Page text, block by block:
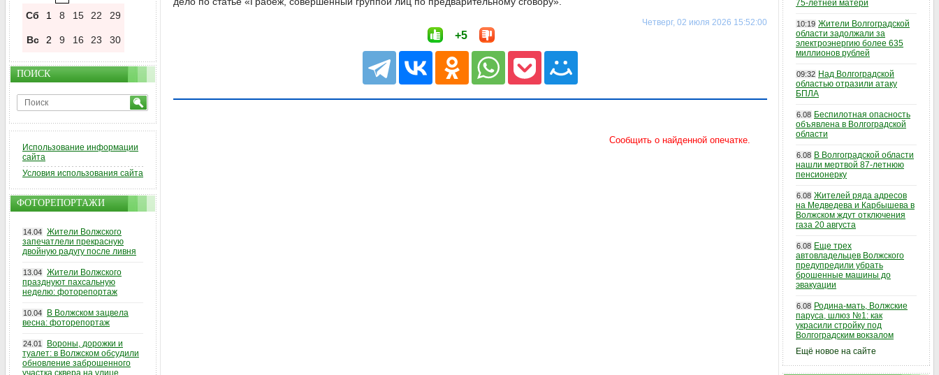
Четверг, 02 июля 2026 15:52:00
+5
Сб
1 8 15 22 29
Вс 2 9 16 23 30
ПОИСК
Использование информации
сайта
Условия использования сайта
ФОТОРЕПОРТАЖИ
14.04 Жители Волжского
запечатлели прекрасную
двойную радугу после ливня
13.04 Жители Волжского
празднуют пахсальную
неделю: фоторепортаж
10.04
В Волжском зацвела
весна: фоторепортаж
24.01
Вороны, дорожки и
туалет: в Волжском обсудили
обновление заброшенного
участка сквера на улице
75-летней матери
10:19 Жители Волгоградской
области задолжали за
электроэнергию более 635
миллионов рублей
09:32 Над Волгоградской
областью отразили атаку
БПЛА
6.08 Беспилотная опасность
объявлена в Волгоградской
области
6.08 В Волгоградской области
нашли мертвой 87-летнюю
пенсионерку
6.08 Жителей ряда адресов
на Медведева и Карбышева в
Волжском ждут отключения
газа 20 августа
6.08 Еще трех
автовладельцев Волжского
предупредили убрать
брошенные машины до
эвакуации
6.08 Родина-мать, Волжские
паруса, шлюз №1: как
украсили стройку под
Волгоградским вокзалом
Ещё новое на сайте